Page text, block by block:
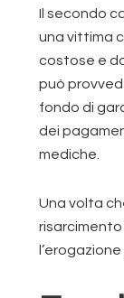
Il secondo
una vittima
costose e
può
fondo di
dei
mediche.
Una volta